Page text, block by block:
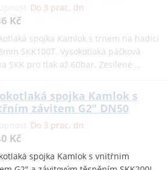
Do 3 prac. dn
Kč
spojka Kamlok s trnem na hadici
SKK100T. Vysokotlaká páčková
SKK pro tlak až 60bar. Zesílené …
spojka Kamlok s
závitem G2" DN50
Do 3 prac. dn
Kč
spojka Kamlok s vnitřním